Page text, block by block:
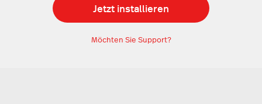
Jetzt installieren
Möchten Sie Support?